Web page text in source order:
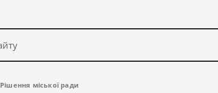
Рішення міської ради